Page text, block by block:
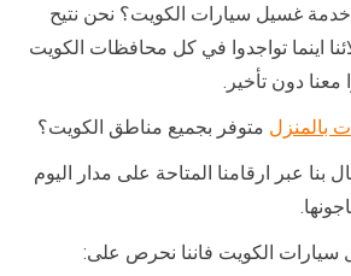
غسيل سيارات الكويت؟ نحن نتيح
اينما تواجدوا في كل محافظات الكويت
معنا دون تأخير.
بالمنزل متوفر بجميع مناطق الكويت؟
بنا عبر ارقامنا المتاحة على مدار اليوم
الكويت فاننا نحرص على: